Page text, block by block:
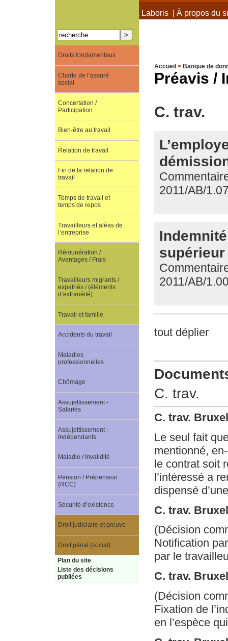
À propos de Terra Laboris| À propos du
Accueil > Banque de
Préavis /
C. trav.
2011/AB/
2011/AB/
tout déplier
C. trav.
C. trav.
Le seul fait
mentionné,
le contrat soit
l’intéressé a
dispensé
C. trav.
(Décision
Notification
par le
C. trav.
(Décision
Fixation de
en l’espèce
Droits fondamentaux
Charte de l’assuré
social
Concertation /
Participation
Bien-être au travail
Relation de travail
Fin de la relation de
travail
Temps de travail et
temps de repos
Travailleurs et aléas de
l’entreprise
Rémunération /
Avantages / Frais
Travailleurs migrants /
expatriés / (éléments
d’extranéité)
Travail et famille
Accidents du travail
Maladies
professionnelles
Chômage
Assujettissement -
Salariés
Assujettissement -
Indépendants
Maladie / Invalidité
Pension / Prépension
(RCC)
Sécurité d’existence
Droit judiciaire et preuve
Droit pénal (social)
Plan du site
Liste des décisions
publiées